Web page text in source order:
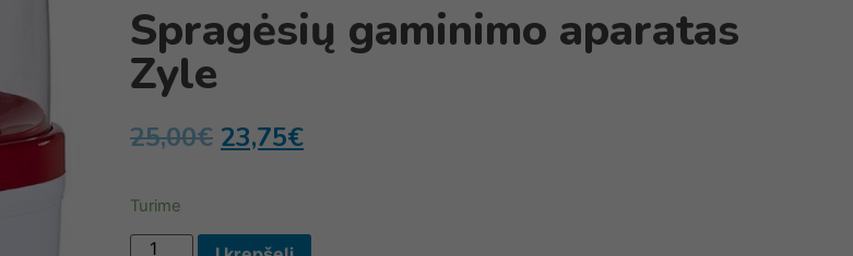
Spragėsių gaminimo aparatas
Zyle
25,00€ 23,75€
Turime